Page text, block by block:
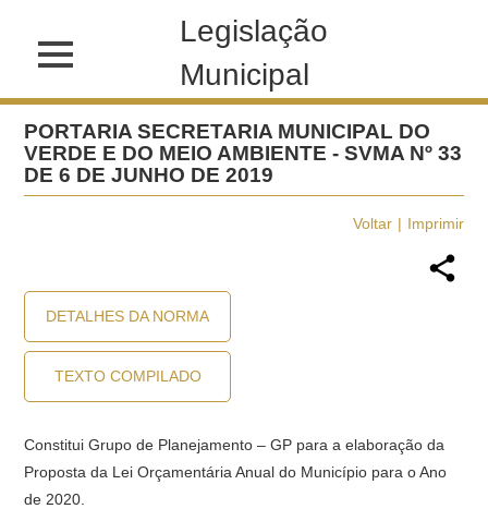
Legislação
Municipal
PORTARIA SECRETARIA MUNICIPAL DO
VERDE E DO MEIO AMBIENTE - SVMA Nº 33
DE 6 DE JUNHO DE 2019
Voltar Imprimir
DETALHES DA NORMA
TEXTO COMPILADO
Constitui Grupo de Planejamento – GP para a elaboração da
Proposta da Lei Orçamentária Anual do Município para o Ano
de 2020.